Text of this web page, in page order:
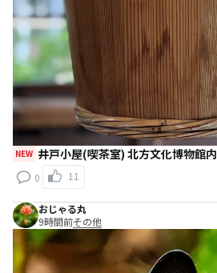
NEW 井戸小屋(喫茶室) 北方文化博物館内
0 11
おじゃる丸
9時間前その他